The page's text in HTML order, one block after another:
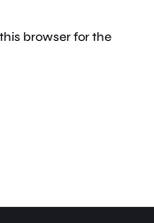
browser for the